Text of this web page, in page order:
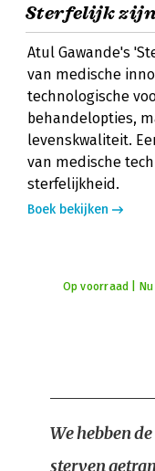
Sterfelijk
Atul Gawande's
van medische
technologische
behandelopties,
levenskwaliteit.
van medische
sterfelijkheid.
Boek bekijken
Op voorraad |
We hebben
sterven